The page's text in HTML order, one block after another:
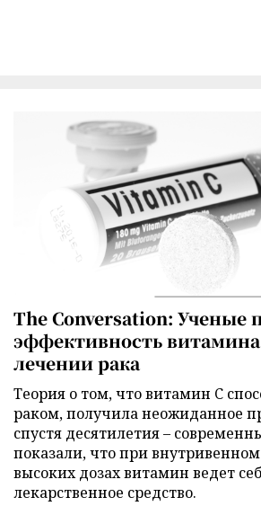
The Conversation: Ученые
эффективность
лечении рака
Теория о том, что витамин C
раком, получила неожиданное
спустя десятилетия –
показали, что при
высоких дозах витамин ведет
лекарственное средство.